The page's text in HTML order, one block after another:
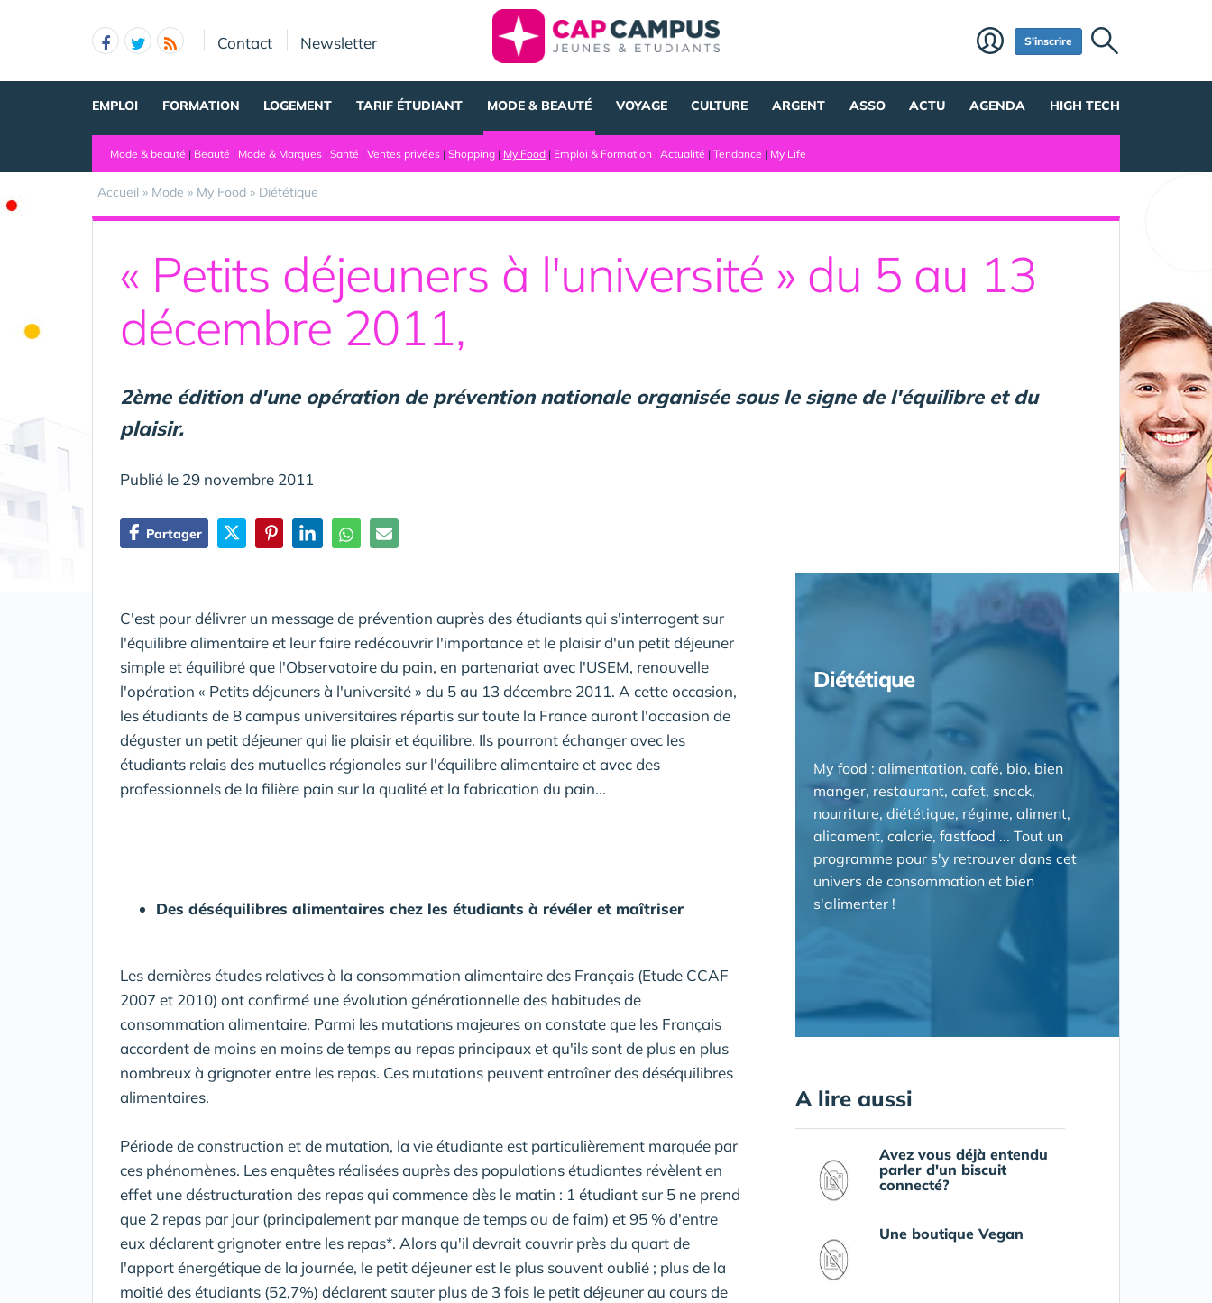
Contact Newsletter S'inscrire
EMPLOI FORMATION LOGEMENT TARIF ÉTUDIANT MODE & BEAUTÉ VOYAGE CULTURE ARGENT ASSO ACTU AGENDA HIGH TECH
Mode & beauté | Beauté | Mode & Marques | Santé | Ventes privées | Shopping | My Food | Emploi & Formation | Actualité | Tendance | My Life
Accueil » Mode » My Food » Diététique
« Petits déjeuners à l'université » du 5 au 13
décembre 2011,
2ème édition d'une opération de prévention nationale organisée sous le signe de l'équilibre et du
plaisir.
Publié le 29 novembre 2011
Partager
C'est pour délivrer un message de prévention auprès des étudiants qui s'interrogent sur
l'équilibre alimentaire et leur faire redécouvrir l'importance et le plaisir d'un petit déjeuner
simple et équilibré que l'Observatoire du pain, en partenariat avec l'USEM, renouvelle
l'opération « Petits déjeuners à l'université » du 5 au 13 décembre 2011. A cette occasion,
les étudiants de 8 campus universitaires répartis sur toute la France auront l'occasion de
déguster un petit déjeuner qui lie plaisir et équilibre. Ils pourront échanger avec les
étudiants relais des mutuelles régionales sur l'équilibre alimentaire et avec des
professionnels de la filière pain sur la qualité et la fabrication du pain...
Des déséquilibres alimentaires chez les étudiants à révéler et maîtriser
Les dernières études relatives à la consommation alimentaire des Français (Etude CCAF
2007 et 2010) ont confirmé une évolution générationnelle des habitudes de
consommation alimentaire. Parmi les mutations majeures on constate que les Français
accordent de moins en moins de temps au repas principaux et qu'ils sont de plus en plus
nombreux à grignoter entre les repas. Ces mutations peuvent entraîner des déséquilibres
alimentaires.
Période de construction et de mutation, la vie étudiante est particulièrement marquée par
ces phénomènes. Les enquêtes réalisées auprès des populations étudiantes révèlent en
effet une déstructuration des repas qui commence dès le matin : 1 étudiant sur 5 ne prend
que 2 repas par jour (principalement par manque de temps ou de faim) et 95 % d'entre
eux déclarent grignoter entre les repas*. Alors qu'il devrait couvrir près du quart de
l'apport énergétique de la journée, le petit déjeuner est le plus souvent oublié ; plus de la
moitié des étudiants (52,7%) déclarent sauter plus de 3 fois le petit déjeuner au cours de
Diététique
My food : alimentation, café, bio, bien
manger, restaurant, cafet, snack,
nourriture, diététique, régime, aliment,
alicament, calorie, fastfood ... Tout un
programme pour s'y retrouver dans cet
univers de consommation et bien
s'alimenter !
A lire aussi
Avez vous déjà entendu
parler d'un biscuit
connecté?
Une boutique Vegan